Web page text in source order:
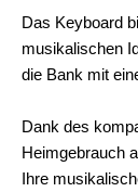
Das Keyboard
musikalischen
die Bank mit
Dank des
Heimgebrauch
Ihre